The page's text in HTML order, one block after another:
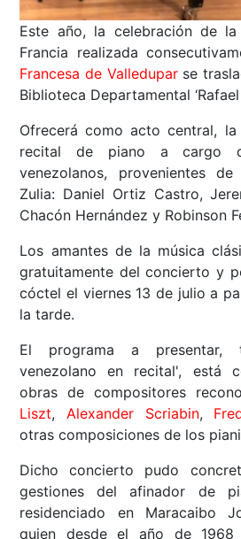
Este año, la celebración de
Francia realizada
Francesa de Valleduparse
Biblioteca Departamental
Ofrecerá como acto central,
recital de piano a cargo
venezolanos, provenientes
Zulia: Daniel Ortiz Castro,
Chacón Hernández y Robinson
Los amantes de la música
gratuitamente del concierto y
cóctel el viernes 13 de julio a
la tarde.
El programa a presentar,
venezolano en recital', está
obras de compositores
Liszt,Alexander Scriabin,
otras composiciones de los
Dicho concierto pudo
gestiones del afinador de
residenciado en Maracaibo
quien desde el año de 1968